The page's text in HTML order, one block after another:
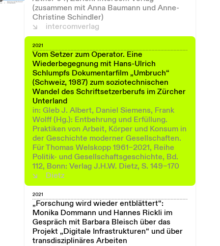
(zusammen mit Anna Baumann und Anne-
Christine Schindler)
intercomverlag
2021
Vom Setzer zum Operator. Eine
Wiederbegegnung mit Hans-Ulrich
Schlumpfs Dokumentarfilm „Umbruch“
(Schweiz, 1987) zum soziotechnischen
Wandel des Schriftsetzerberufs im Zürcher
Unterland
in: Gleb J. Albert, Daniel Siemens, Frank
Wolff (Hg.): Entbehrung und Erfüllung.
Praktiken von Arbeit, Körper und Konsum in
der Geschichte moderner Gesellschaften.
Für Thomas Welskopp 1961–2021, Reihe
Politik- und Gesellschaftsgeschichte, Bd.
112, Bonn: Verlag J.H.W. Dietz, S. 149–170
Dietz
2021
„Forschung wird wieder entblättert“:
Monika Dommann und Hannes Rickli im
Gespräch mit Barbara Bleisch über das
Projekt „Digitale Infrastrukturen“ und über
transdisziplinäres Arbeiten